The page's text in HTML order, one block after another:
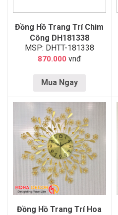
Đồng Hồ Trang Trí Chim
Công DH181338
MSP: DHTT-181338
870.000 vnđ
Mua Ngay
Đồng Hồ Trang Trí Hoa